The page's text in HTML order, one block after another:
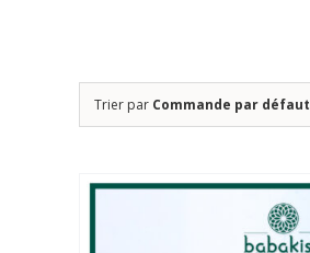
Trier par Commande par défaut